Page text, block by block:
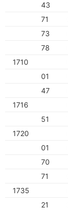
43
71
73
78
1710
01
47
1716
51
1720
01
70
71
1735
21